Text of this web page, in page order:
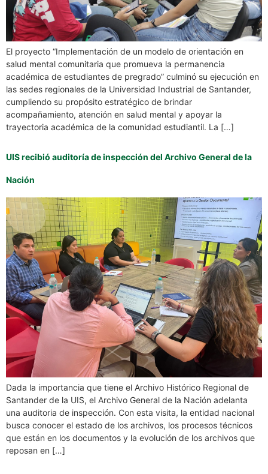
El proyecto “Implementación de un modelo de orientación en
salud mental comunitaria que promueva la permanencia
académica de estudiantes de pregrado” culminó su ejecución en
las sedes regionales de la Universidad Industrial de Santander,
cumpliendo su propósito estratégico de brindar
acompañamiento, atención en salud mental y apoyar la
trayectoria académica de la comunidad estudiantil. La […]
UIS recibió auditoría de inspección del Archivo General de la
Nación
Dada la importancia que tiene el Archivo Histórico Regional de
Santander de la UIS, el Archivo General de la Nación adelanta
una auditoria de inspección. Con esta visita, la entidad nacional
busca conocer el estado de los archivos, los procesos técnicos
que están en los documentos y la evolución de los archivos que
reposan en […]